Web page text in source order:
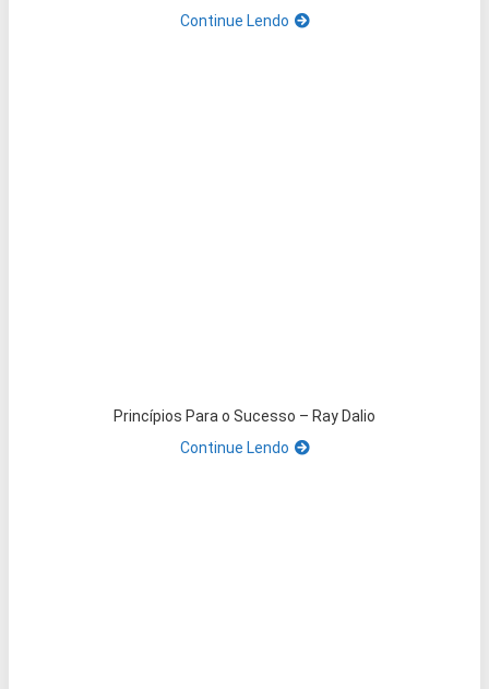
Continue Lendo
Princípios Para o Sucesso – Ray Dalio
Continue Lendo